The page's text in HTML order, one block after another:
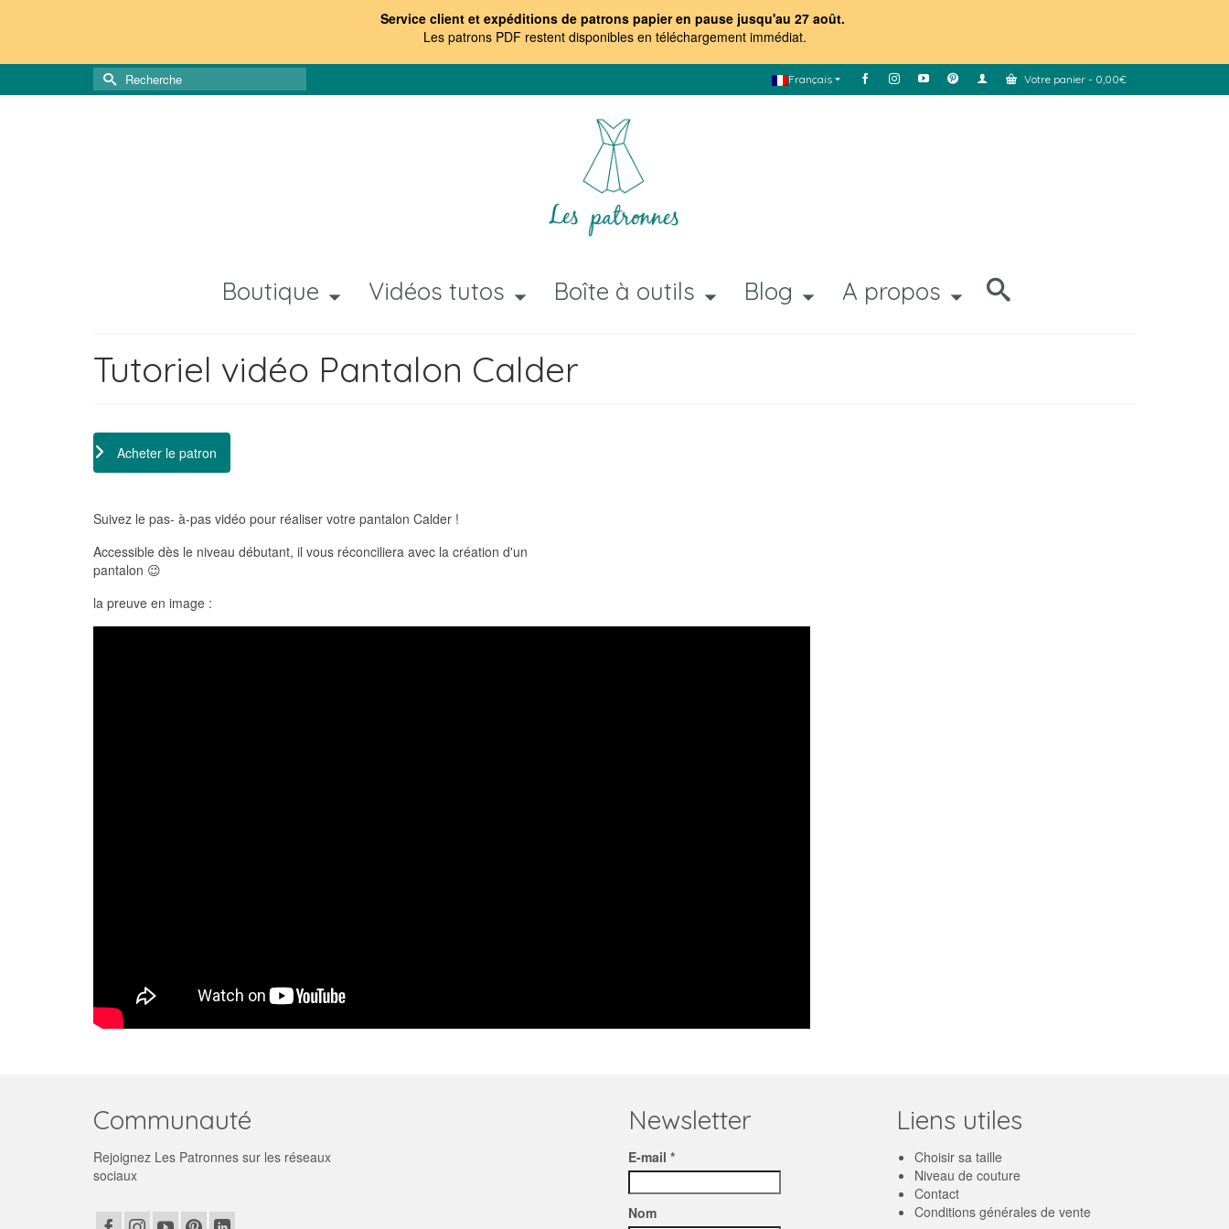
Service client et expéditions de patrons papier en pause jusqu'au 27 août.
Les patrons PDF restent disponibles en téléchargement immédiat.
Français Votre panier - 0,00€
Rechercher :
Boutique Vidéos tutos Boîte à outils Blog A propos
Tutoriel vidéo Pantalon Calder
Acheter le patron
Suivez le pas- à-pas vidéo pour réaliser votre pantalon Calder !
Accessible dès le niveau débutant, il vous réconciliera avec la création d'un
pantalon 😉
la preuve en image :
Communauté
Rejoignez Les Patronnes sur les réseaux
sociaux
Newsletter
E-mail *
Nom
Liens utiles
Choisir sa taille
Niveau de couture
Contact
Conditions générales de vente